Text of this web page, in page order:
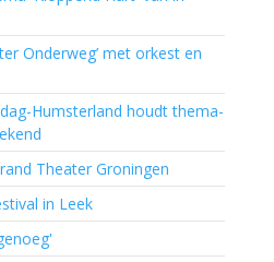
Onderweg’ met orkest en
Humsterland houdt thema-
Theater Groningen
in Leek